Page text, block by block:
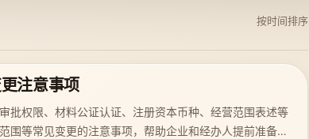
按时间排序
注意事项
批权限、材料公证认证、注册资本币种、经营范围表述等
围等常见变更的注意事项，帮助企业和经办人提前准备，